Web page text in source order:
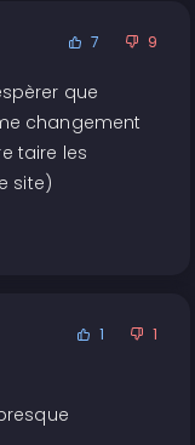
7 9
que
changement
taire les
site)
1 1